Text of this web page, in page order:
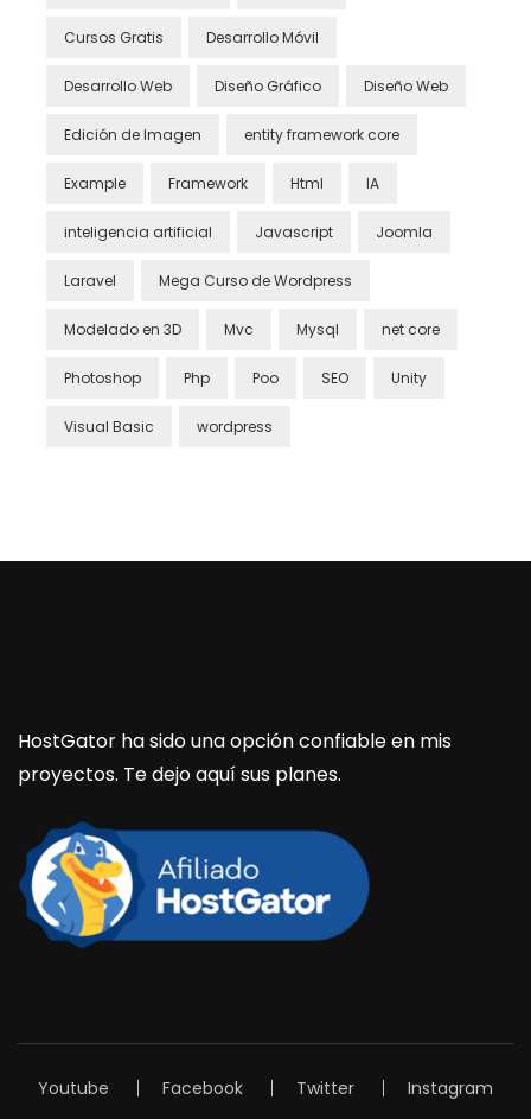
Cursos Gratis Desarrollo Móvil
Desarrollo Web Diseño Gráfico Diseño Web
Edición de Imagen entity framework core
Example Framework Html IA
inteligencia artificial Javascript Joomla
Laravel Mega Curso de Wordpress
Modelado en 3D Mvc Mysql net core
Photoshop Php Poo SEO Unity
Visual Basic wordpress
HostGator ha sido una opción confiable en mis
proyectos. Te dejo aquí sus planes.
Youtube Facebook Twitter Instagram